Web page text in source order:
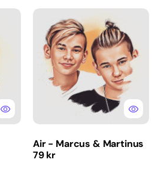
Air
Marcus
Martinus
Air - Marcus & Martinus
Normaalihinta
79 kr